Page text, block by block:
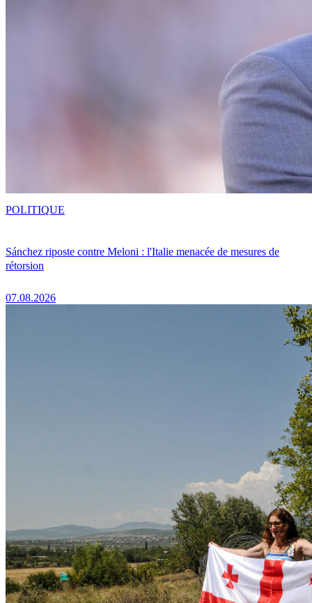
Sánchez riposte contre Meloni : l'Italie menacée de mesures de
rétorsion
07.08.2026
POLITIQUE